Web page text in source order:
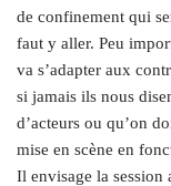
de confinement qui
faut y aller. Peu
va s’adapter aux
si jamais ils nous
d’acteurs ou qu’on
mise en scène en
Il envisage la session